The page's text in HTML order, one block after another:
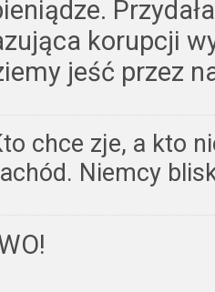
korupcji
jeść przez
chce zje, a kto
Niemcy